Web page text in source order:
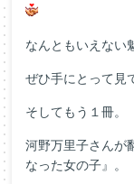
なんともいえない
ぜひ手にとって見
そしてもう１冊。
河野万里子さんが
なった女の子』。